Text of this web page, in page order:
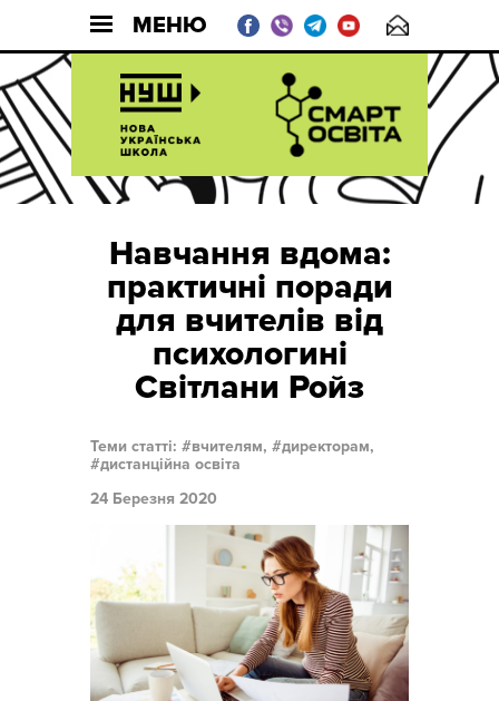
МЕНЮ
Навчання вдома:
практичні поради
для вчителів від
психологині
Світлани Ройз
Теми статті: вчителям,
директорам,
дистанційна освіта
24 Березня 2020